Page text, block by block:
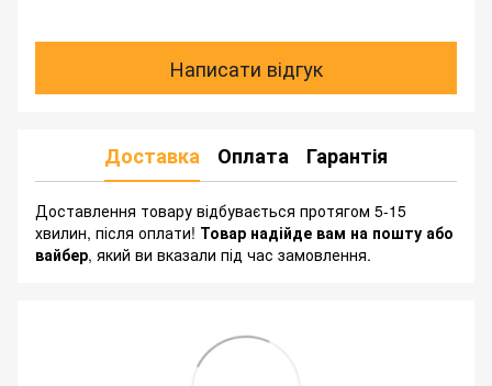
Написати відгук
Доставка Оплата Гарантія
Доставлення товару відбувається протягом 5-15
хвилин, після оплати! Товар надійде вам на пошту або
вайбер, який ви вказали під час замовлення.